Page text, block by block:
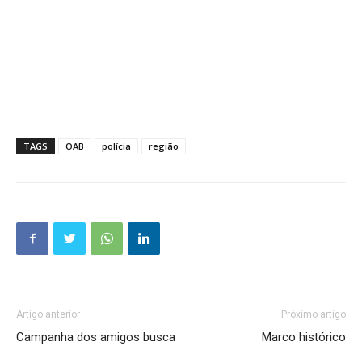
TAGS OAB polícia região
Artigo anterior
Campanha dos amigos busca
Próximo artigo
Marco histórico